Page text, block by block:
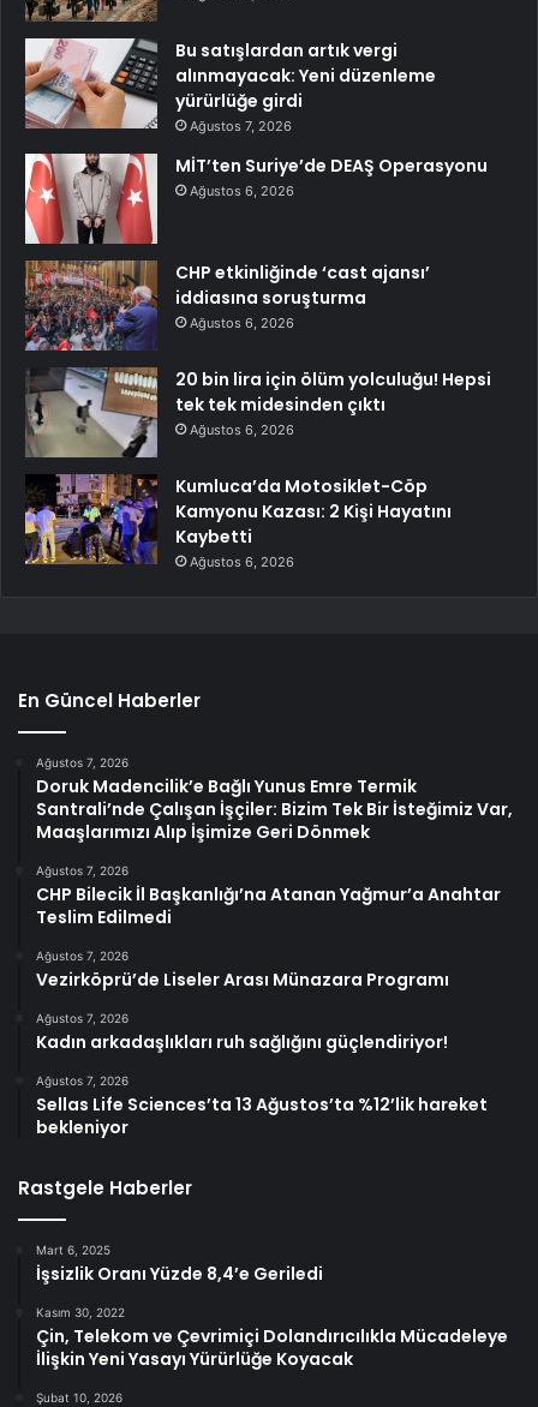
Bu satışlardan artık vergi
alınmayacak: Yeni düzenleme
yürürlüğe girdi
Ağustos 7, 2026
MİT’ten Suriye’de DEAŞ Operasyonu
Ağustos 6, 2026
CHP etkinliğinde ‘cast ajansı’
iddiasına soruşturma
Ağustos 6, 2026
20 bin lira için ölüm yolculuğu! Hepsi
tek tek midesinden çıktı
Ağustos 6, 2026
Kumluca’da Motosiklet-Cöp
Kamyonu Kazası: 2 Kişi Hayatını
Kaybetti
Ağustos 6, 2026
En Güncel Haberler
Ağustos 7, 2026
Doruk Madencilik’e Bağlı Yunus Emre Termik
Santrali’nde Çalışan İşçiler: Bizim Tek Bir İsteğimiz Var,
Maaşlarımızı Alıp İşimize Geri Dönmek
Ağustos 7, 2026
CHP Bilecik İl Başkanlığı’na Atanan Yağmur’a Anahtar
Teslim Edilmedi
Ağustos 7, 2026
Vezirköprü’de Liseler Arası Münazara Programı
Ağustos 7, 2026
Kadın arkadaşlıkları ruh sağlığını güçlendiriyor!
Ağustos 7, 2026
Sellas Life Sciences’ta 13 Ağustos’ta %12’lik hareket
bekleniyor
Rastgele Haberler
Mart 6, 2025
İşsizlik Oranı Yüzde 8,4’e Geriledi
Kasım 30, 2022
Çin, Telekom ve Çevrimiçi Dolandırıcılıkla Mücadeleye
İlişkin Yeni Yasayı Yürürlüğe Koyacak
Şubat 10, 2026